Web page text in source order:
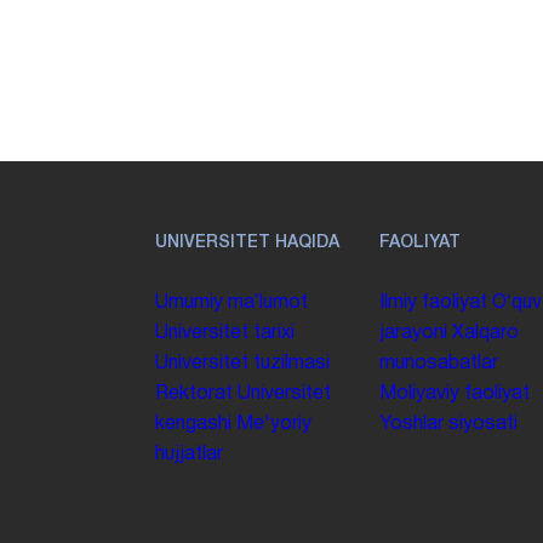
UNIVERSITET HAQIDA
Umumiy maʼlumot
Universitet tarixi
Universitet tuzilmasi
Rektorat Universitet
kengashi
Me'yoriy
hujjatlar
FAOLIYAT
Ilmiy faoliyat Oʻquv
jarayoni Xalqaro
munosabatlar
Moliyaviy faoliyat
Yoshlar siyosati